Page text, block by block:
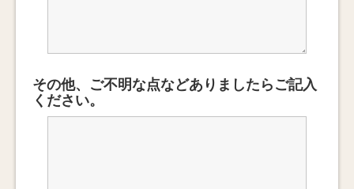
その他、ご不明な点などありましたらご記入
ください。